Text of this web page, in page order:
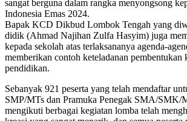
sangat berguna dalam rangka menyongsong
Indonesia Emas 2024.
Bapak KCD Dikbud Lombok Tengah yang
didik (Ahmad Najihan Zulfa Hasyim) juga
kepada sekolah atas terlaksananya agenda-
memberikan contoh keteladanan pembentukan
pendidikan.
Sebanyak 921 peserta yang telah mendaftar
SMP/MTs dan Pramuka Penegak SMA/SMK/
mengikuti berbagai kegiatan lomba telah